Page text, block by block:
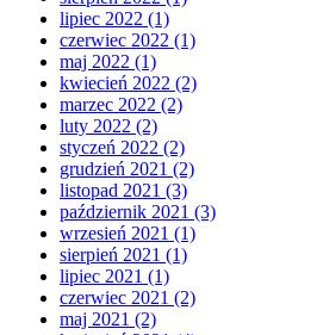
lipiec 2022 (1)
czerwiec 2022 (1)
maj 2022 (1)
kwiecień 2022 (2)
marzec 2022 (2)
luty 2022 (2)
styczeń 2022 (2)
grudzień 2021 (2)
listopad 2021 (3)
październik 2021 (3)
wrzesień 2021 (1)
sierpień 2021 (1)
lipiec 2021 (1)
czerwiec 2021 (2)
maj 2021 (2)